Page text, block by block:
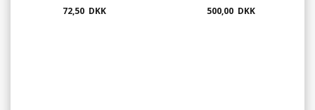
marker
72,50 DKK
cm, 23 farver, 200 ark. pr.
500,00 DKK